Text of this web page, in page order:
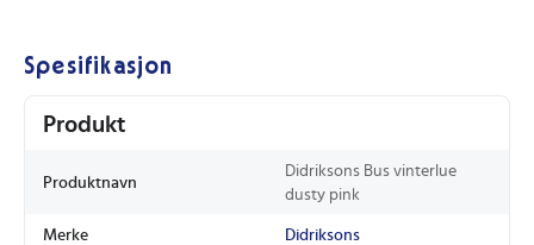
Spesifikasjon
Produkt
Produktnavn
Didriksons Bus vinterlue
dusty pink
Merke Didriksons